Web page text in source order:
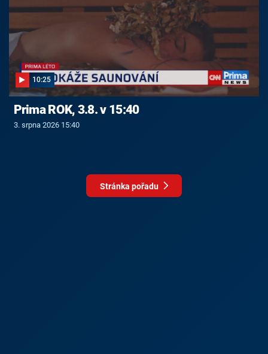
10:25
Prima ROK, 3.8. v 15:40
3. srpna 2026 15:40
Stránka pořadu